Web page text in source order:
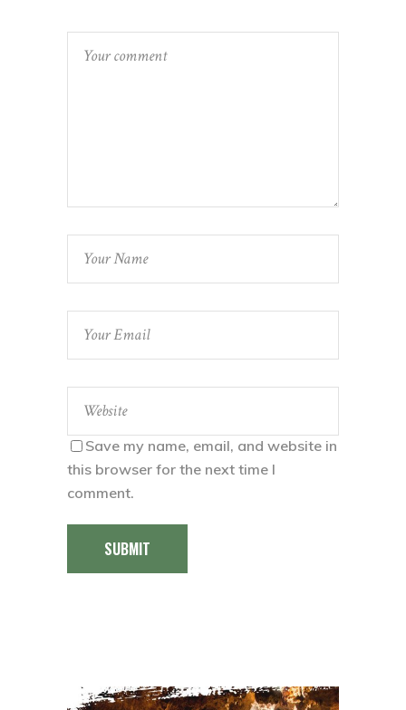
Save my name, email, and website in
this browser for the next time I
comment.
SUBMIT